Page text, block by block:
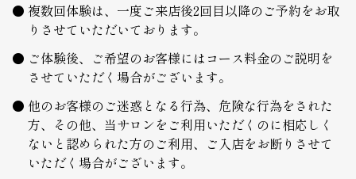
複数回体験は、一度ご来店後2回目以降のご予約をお取
りさせていただいております。
ご体験後、ご希望のお客様にはコース料金のご説明を
させていただく場合がございます。
他のお客様のご迷惑となる行為、危険な行為をされた
方、その他、当サロンをご利用いただくのに相応しく
ないと認められた方のご利用、ご入店をお断りさせて
いただく場合がございます。